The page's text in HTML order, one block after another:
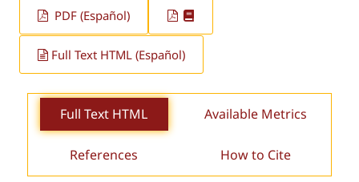
PDF (Español)
Full Text HTML (Español)
Full Text HTML Available Metrics
References How to Cite